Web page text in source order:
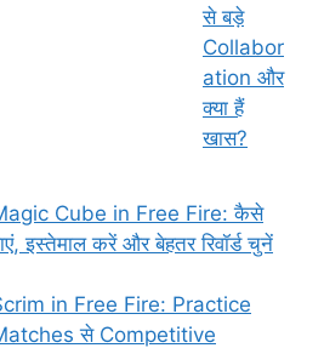
से बड़े
Collabor
ation और
क्या हैं
खास?
Cube in Free Fire: कैसे
इस्तेमाल करें और बेहतर रिवॉर्ड चुनें
in Free Fire: Practice
से Competitive